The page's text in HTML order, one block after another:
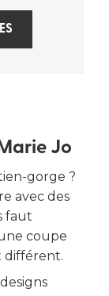
Jo
gorge ?
avec des
faut
coupe
différent.